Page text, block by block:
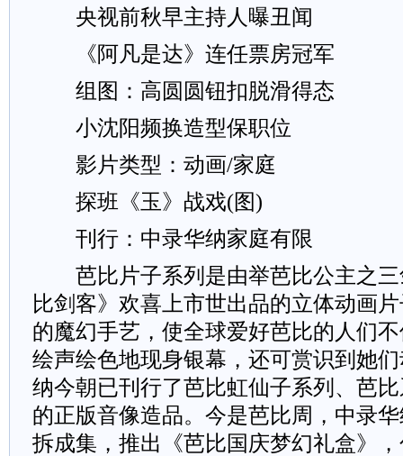
央视前秋早主持人曝丑闻
《阿凡是达》连任票房冠军
组图：高圆圆钮扣脱滑得态
小沈阳频换造型保职位
影片类型：动画/家庭
探班《玉》战戏(图)
刊行：中录华纳家庭有限
芭比片子系列是由举芭比公主之三
比剑客》欢喜上市世出品的立体动画
的魔幻手艺，使全球爱好芭比的人们
绘声绘色地现身银幕，还可赏识到她
纳今朝已刊行了芭比虹仙子系列、芭
的正版音像造品。今是芭比周，中录
拆成集，推出《芭比国庆梦幻礼盒》